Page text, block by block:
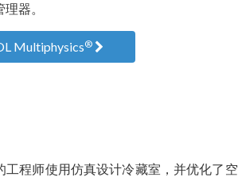
器。
Multiphysics®
工程师使用仿真设计冷藏室，并优化了空